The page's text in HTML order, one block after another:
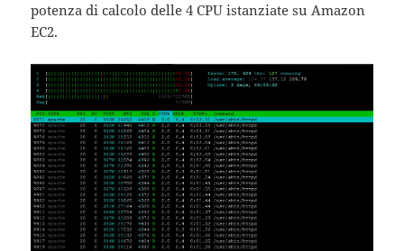
potenza di calcolo delle 4 CPU istanziate su Amazon
EC2.